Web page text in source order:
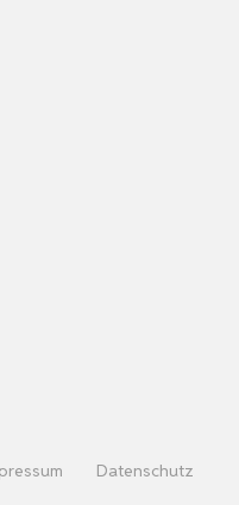
Datenschutz